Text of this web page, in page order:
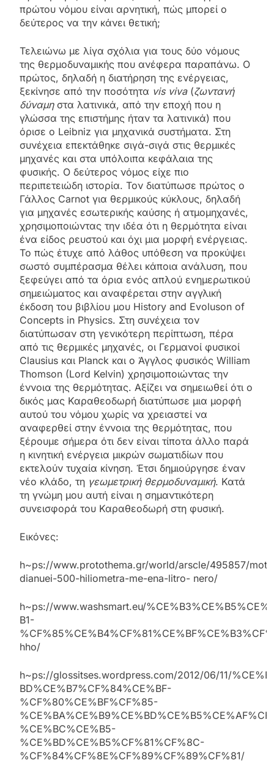
πρώτου νόμου είναι αρνητική, πώς μπορεί ο
δεύτερος να την κάνει θετική;
Τελειώνω με λίγα σχόλια για τους δύο νόμους
της θερμοδυναμικής που ανέφερα παραπάνω. Ο
πρώτος, δηλαδή η διατήρηση της ενέργειας,
ξεκίνησε από την ποσότητα vis viva (ζωντανή
δύναμη στα λατινικά, από την εποχή που η
γλώσσα της επιστήμης ήταν τα λατινικά) που
όρισε ο Leibniz για μηχανικά συστήματα. Στη
συνέχεια επεκτάθηκε σιγά-σιγά στις θερμικές
μηχανές και στα υπόλοιπα κεφάλαια της
φυσικής. Ο δεύτερος νόμος είχε πιο
περιπετειώδη ιστορία. Τον διατύπωσε πρώτος ο
Γάλλος Carnot για θερμικούς κύκλους, δηλαδή
για μηχανές εσωτερικής καύσης ή ατμομηχανές,
χρησιμοποιώντας την ιδέα ότι η θερμότητα είναι
ένα είδος ρευστού και όχι μια μορφή ενέργειας.
Το πώς έτυχε από λάθος υπόθεση να προκύψει
σωστό συμπέρασμα θέλει κάποια ανάλυση, που
ξεφεύγει από τα όρια ενός απλού ενημερωτικού
σημειώματος και αναφέρεται στην αγγλική
έκδοση του βιβλίου μου History and Evoluson of
Concepts in Physics. Στη συνέχεια τον
διατύπωσαν στη γενικότερη περίπτωση, πέρα
από τις θερμικές μηχανές, οι Γερμανοί φυσικοί
Clausius και Planck και ο Άγγλος φυσικός William
Thomson (Lord Kelvin) χρησιμοποιώντας την
έννοια της θερμότητας. Αξίζει να σημειωθεί ότι ο
δικός μας Καραθεοδωρή διατύπωσε μια μορφή
αυτού του νόμου χωρίς να χρειαστεί να
αναφερθεί στην έννοια της θερμότητας, που
ξέρουμε σήμερα ότι δεν είναι τίποτα άλλο παρά
η κινητική ενέργεια μικρών σωματιδίων που
εκτελούν τυχαία κίνηση. Έτσι δημιούργησε έναν
νέο κλάδο, τη γεωμετρική θερμοδυναμική. Κατά
τη γνώμη μου αυτή είναι η σημαντικότερη
συνεισφορά του Καραθεοδωρή στη φυσική.
Εικόνες:
h~ps://www.protothema.gr/world/arscle/495857/
dianuei-500-hiliometra-me-ena-litro- nero/
h~ps://www.washsmart.eu/
B1-
hho/
h~ps://glossitses.wordpress.com/2012/06/11/
BD%CE%B7%CF%84%CE%BF-
%CF%80%CE%BF%CF%85-
%CE%BC%CE%B5-
%CE%BD%CE%B5%CF%81%CF%8C-
%CF%84%CF%8E%CF%89%CF%89%CF%81/